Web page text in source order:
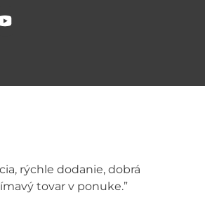
rýchle dodanie, dobrá
tovar v ponuke.”